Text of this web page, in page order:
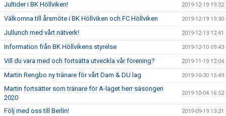
Jultider i BK Höllviken! 2019-12-19 19:32
Välkomna till årsmöte i BK Höllviken och FC Höllviken 2019-12-19 19:30
Jullunch med vårt nätverk! 2019-12-13 12:41
Information från BK Höllvikens styrelse 2019-12-10 09:43
Vill du vara med och fortsätta utveckla vår förening? 2019-11-19 12:04
Martin Rengbo ny tränare för vårt Dam & DU lag 2019-10-30 15:49
Martin fortsätter som tränare för A-laget herr säsongen
2020
2019-10-04 16:52
Följ med oss till Berlin! 2019-09-19 13:21